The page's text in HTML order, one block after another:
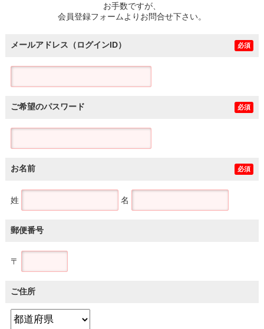
お手数ですが、
会員登録フォームよりお問合せ下さい。
メールアドレス（ログインID） 必須
ご希望のパスワード 必須
お名前 必須
姓 名
郵便番号
〒
ご住所